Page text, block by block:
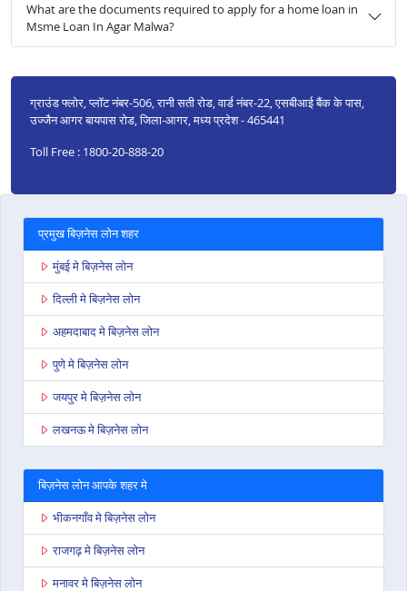
What are the documents required to apply for a home loan in
Msme Loan In Agar Malwa?
ग्राउंड फ्लोर, प्लॉट नंबर-506, रानी सती रोड, वार्ड नंबर-22, एसबीआई बैंक के पास,
उज्जैन आगर बायपास रोड, जिला-आगर, मध्य प्रदेश - 465441
Toll Free : 1800-20-888-20
प्रमुख बिज़नेस लोन शहर
मुंबई मे बिज़नेस लोन
दिल्ली मे बिज़नेस लोन
अहमदाबाद मे बिज़नेस लोन
पुणे मे बिज़नेस लोन
जयपुर मे बिज़नेस लोन
लखनऊ मे बिज़नेस लोन
बिज़नेस लोन आपके शहर मे
भीकनगाँव मे बिज़नेस लोन
राजगढ़ मे बिज़नेस लोन
मनावर मे बिज़नेस लोन